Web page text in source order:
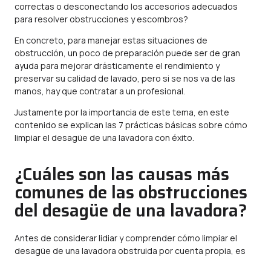
correctas o desconectando los accesorios adecuados
para resolver obstrucciones y escombros?
En concreto, para manejar estas situaciones de
obstrucción, un poco de preparación puede ser de gran
ayuda para mejorar drásticamente el rendimiento y
preservar su calidad de lavado, pero si se nos va de las
manos, hay que contratar a un profesional.
Justamente por la importancia de este tema, en este
contenido se explican las 7 prácticas básicas sobre cómo
limpiar el desagüe de una lavadora con éxito.
¿Cuáles son las causas más
comunes de las obstrucciones
del desagüe de una lavadora?
Antes de considerar lidiar y comprender cómo limpiar el
desagüe de una lavadora obstruida por cuenta propia, es